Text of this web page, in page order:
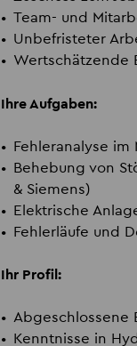
Team- und
Unbefristeter
Wertschätzende
Ihre Aufgaben:
Fehleranalyse im
Behebung von
& Siemens)
Elektrische
Fehlerläufe und
Ihr Profil:
Abgeschlossene
Kenntnisse in